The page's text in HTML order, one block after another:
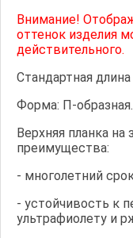
Внимание!
оттенок изделия
действительного.
Стандартная
Форма: П-образная.
Верхняя планка на
преимущества:
- многолетний
- устойчивость к
ультрафиолету и